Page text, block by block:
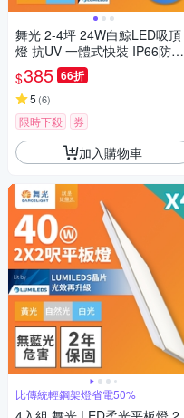
舞光 2-4坪 24W白鯨LED吸頂
燈 抗UV 一體式快裝 IP66防塵
防水 時尚白/貴族黑(白光/黃光)
$385 66折
5 (6)
限時下殺 券
加入購物車
比傳統輕鋼架燈省電50%